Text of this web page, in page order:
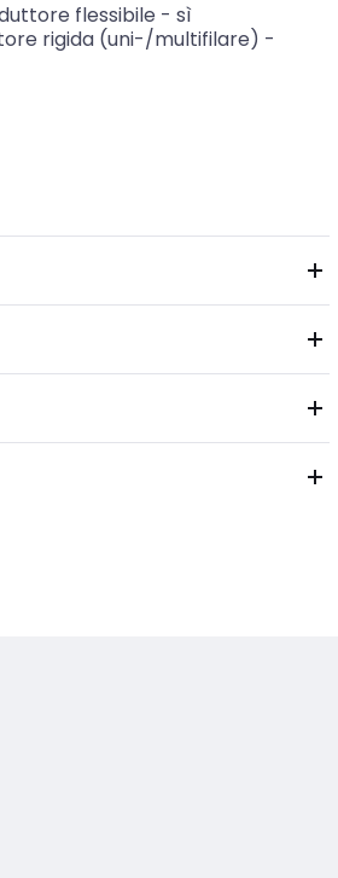
flessibile - sì
rigida (uni-/multifilare) -